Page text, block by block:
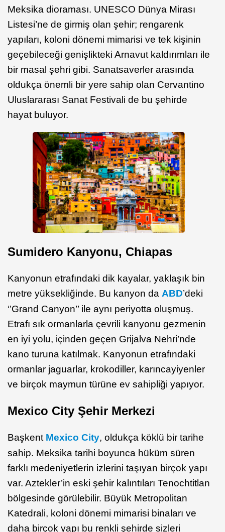
Meksika dioraması. UNESCO Dünya Mirası
Listesi’ne de girmiş olan şehir; rengarenk
yapıları, koloni dönemi mimarisi ve tek kişinin
geçebileceği genişlikteki Arnavut kaldırımları ile
bir masal şehri gibi. Sanatsaverler arasında
oldukça önemli bir yere sahip olan Cervantino
Uluslararası Sanat Festivali de bu şehirde
hayat buluyor.
Sumidero Kanyonu, Chiapas
Kanyonun etrafındaki dik kayalar, yaklaşık bin
metre yüksekliğinde. Bu kanyon da ABD’deki
‘’Grand Canyon’’ ile aynı periyotta oluşmuş.
Etrafı sık ormanlarla çevrili kanyonu gezmenin
en iyi yolu, içinden geçen Grijalva Nehri’nde
kano turuna katılmak. Kanyonun etrafındaki
ormanlar jaguarlar, krokodiller, karıncayiyenler
ve birçok maymun türüne ev sahipliği yapıyor.
Mexico City Şehir Merkezi
Başkent Mexico City, oldukça köklü bir tarihe
sahip. Meksika tarihi boyunca hüküm süren
farklı medeniyetlerin izlerini taşıyan birçok yapı
var. Aztekler’in eski şehir kalıntıları Tenochtitlan
bölgesinde görülebilir. Büyük Metropolitan
Katedrali, koloni dönemi mimarisi binaları ve
daha birçok yapı bu renkli şehirde sizleri